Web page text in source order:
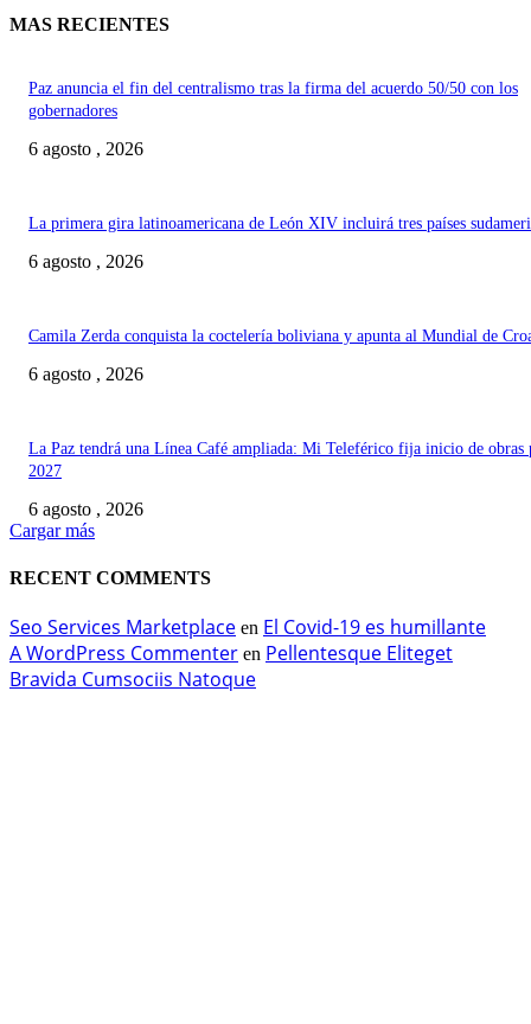
MAS RECIENTES
Paz anuncia el fin del centralismo tras la firma del acuerdo 50/50 con los
gobernadores
6 agosto , 2026
La primera gira latinoamericana de León XIV incluirá tres países
6 agosto , 2026
Camila Zerda conquista la coctelería boliviana y apunta al Mundial de
6 agosto , 2026
La Paz tendrá una Línea Café ampliada: Mi Teleférico fija inicio de obras
2027
6 agosto , 2026
Cargar más
RECENT COMMENTS
Seo Services Marketplace en El Covid-19 es humillante
A WordPress Commenter en Pellentesque Eliteget
Bravida Cumsociis Natoque